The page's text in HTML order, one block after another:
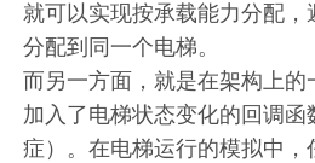
就可以实现按承载能力分配，
分配到同一个电梯。
而另一方面，就是在架构上的
加入了电梯状态变化的回调
症）。在电梯运行的模拟中，